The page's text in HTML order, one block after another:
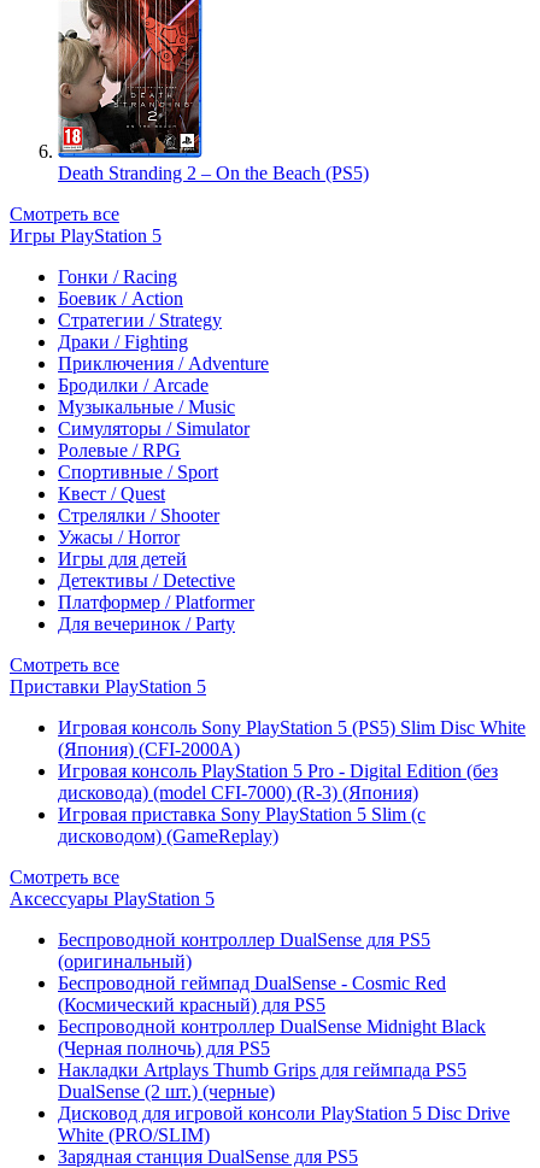
Death Stranding 2 – On the Beach (PS5)
Смотреть все
Игры PlayStation 5
Гонки / Racing
Боевик / Action
Стратегии / Strategy
Драки / Fighting
Приключения / Adventure
Бродилки / Arcade
Музыкальные / Music
Симуляторы / Simulator
Ролевые / RPG
Спортивные / Sport
Квест / Quest
Стрелялки / Shooter
Ужасы / Horror
Игры для детей
Детективы / Detective
Платформер / Platformer
Для вечеринок / Party
Смотреть все
Приставки PlayStation 5
Игровая консоль Sony PlayStation 5 (PS5) Slim Disc White
(Япония) (CFI-2000A)
Игровая консоль PlayStation 5 Pro - Digital Edition (без
дисковода) (model CFI-7000) (R-3) (Япония)
Игровая приставка Sony PlayStation 5 Slim (с
дисководом) (GameReplay)
Смотреть все
Аксессуары PlayStation 5
Беспроводной контроллер DualSense для PS5
(оригинальный)
Беспроводной геймпад DualSense - Cosmic Red
(Космический красный) для PS5
Беспроводной контроллер DualSense Midnight Black
(Черная полночь) для PS5
Накладки Artplays Thumb Grips для геймпада PS5
DualSense (2 шт.) (черные)
Дисковод для игровой консоли PlayStation 5 Disc Drive
White (PRO/SLIM)
Зарядная станция DualSense для PS5